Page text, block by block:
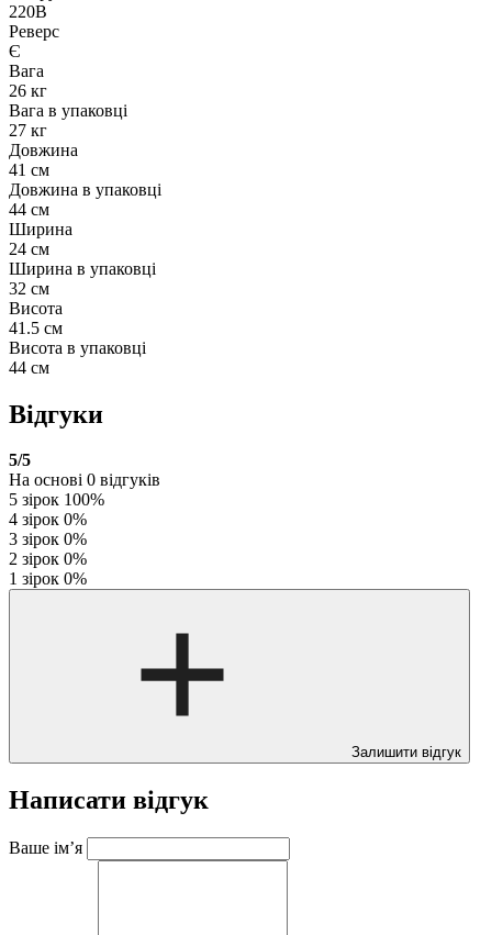
220В
Реверс
Є
Вага
26 кг
Вага в упаковці
27 кг
Довжина
41 см
Довжина в упаковці
44 см
Ширина
24 см
Ширина в упаковці
32 см
Висота
41.5 см
Висота в упаковці
44 см
Відгуки
5/5
На основі 0 відгуків
5 зірок 100%
4 зірок 0%
3 зірок 0%
2 зірок 0%
1 зірок 0%
Залишити відгук
Написати відгук
Ваше ім’я